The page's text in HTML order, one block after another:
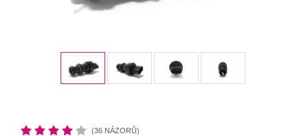
(36 NÁZORŮ)